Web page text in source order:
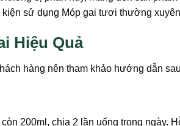
sử dụng Móp gai tươi thường
Hiệu Quả
hàng nên tham khảo hướng dẫn
200ml, chia 2 lần uống trong ngày.